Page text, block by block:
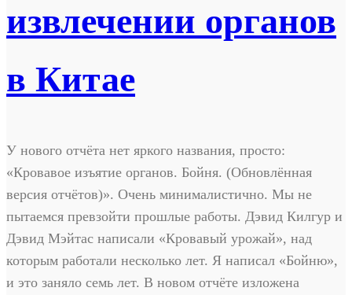
извлечении органов
в Китае
У нового отчёта нет яркого названия, просто:
«Кровавое изъятие органов. Бойня. (Обновлённая
версия отчётов)». Очень минималистично. Мы не
пытаемся превзойти прошлые работы. Дэвид Килгур и
Дэвид Мэйтас написали «Кровавый урожай», над
которым работали несколько лет. Я написал «Бойню»,
и это заняло семь лет. В новом отчёте изложена